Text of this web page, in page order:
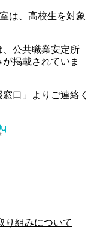
は、高校生を対象
、公共職業安定所
掲載されていま
口」
よりご連絡く
り組みについて